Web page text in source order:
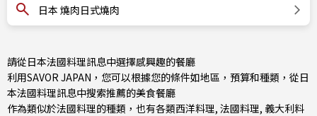
日本 燒肉日式燒肉
請從日本法國料理訊息中選擇感興趣的餐廳
利用SAVOR JAPAN，您可以根據您的條件如地區，預算和種類，從日
本法國料理訊息中搜索推薦的美食餐廳
作為類似於法國料理的種類，也有各類西洋料理, 法國料理, 義大利料